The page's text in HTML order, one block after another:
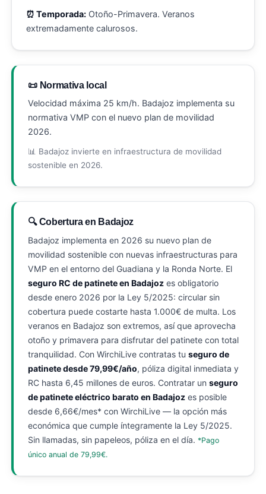
⏰ Temporada: Otoño-Primavera. Veranos
extremadamente calurosos.
📜 Normativa local
Velocidad máxima 25 km/h. Badajoz implementa su
normativa VMP con el nuevo plan de movilidad
2026.
📊 Badajoz invierte en infraestructura de movilidad
sostenible en 2026.
🔍 Cobertura en Badajoz
Badajoz implementa en 2026 su nuevo plan de
movilidad sostenible con nuevas infraestructuras para
VMP en el entorno del Guadiana y la Ronda Norte. El
seguro RC de patinete en Badajoz es obligatorio
desde enero 2026 por la Ley 5/2025: circular sin
cobertura puede costarte hasta 1.000€ de multa. Los
veranos en Badajoz son extremos, así que aprovecha
otoño y primavera para disfrutar del patinete con total
tranquilidad. Con WirchiLive contratas tuseguro de
patinete desde 79,99€/año, póliza digital inmediata y
RC hasta 6,45 millones de euros. Contratar unseguro
de patinete eléctrico barato en Badajoz es posible
desde 6,66€/mes* con WirchiLive — la opción más
económica que cumple íntegramente la Ley 5/2025.
Sin llamadas, sin papeleos, póliza en el día.*Pago
único anual de 79,99€.